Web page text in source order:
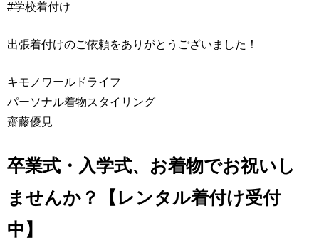
#学校着付け
出張着付けのご依頼をありがとうございました！
キモノワールドライフ
パーソナル着物スタイリング
齋藤優見
卒業式・入学式、お着物でお祝いし
ませんか？【レンタル着付け受付
中】